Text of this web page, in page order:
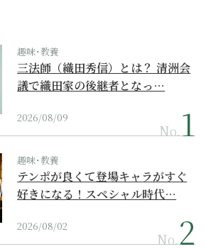
趣味･教養
三法師（織田秀信）とは？ 清洲会
議で織田家の後継者となっ…
2026/08/09
No.
趣味･教養
テンポが良くて登場キャラがすぐ
好きになる！スペシャル時代…
2026/08/02
No.